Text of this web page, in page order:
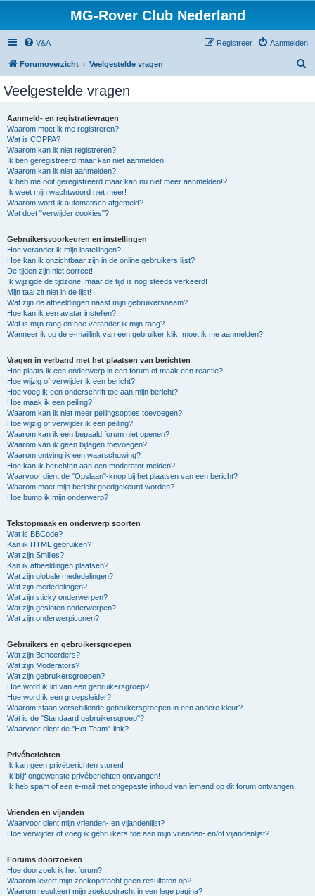
MG-Rover Club Nederland
V&A Aanmelden
Registreer
Forumoverzicht Veelgestelde vragen
Veelgestelde vragen
Aanmeld- en registratievragen
Waarom moet ik me registreren?
Wat is COPPA?
Waarom kan ik niet registreren?
Ik ben geregistreerd maar kan niet aanmelden!
Waarom kan ik niet aanmelden?
Ik heb me ooit geregistreerd maar kan nu niet meer aanmelden!?
Ik weet mijn wachtwoord niet meer!
Waarom word ik automatisch afgemeld?
Wat doet "verwijder cookies"?
Gebruikersvoorkeuren en instellingen
Hoe verander ik mijn instellingen?
Hoe kan ik onzichtbaar zijn in de online gebruikers lijst?
De tijden zijn niet correct!
Ik wijzigde de tijdzone, maar de tijd is nog steeds verkeerd!
Mijn taal zit niet in de lijst!
Wat zijn de afbeeldingen naast mijn gebruikersnaam?
Hoe kan ik een avatar instellen?
Wat is mijn rang en hoe verander ik mijn rang?
Wanneer ik op de e-maillink van een gebruiker klik, moet ik me aanmelden?
Vragen in verband met het plaatsen van berichten
Hoe plaats ik een onderwerp in een forum of maak een reactie?
Hoe wijzig of verwijder ik een bericht?
Hoe voeg ik een onderschrift toe aan mijn bericht?
Hoe maak ik een peiling?
Waarom kan ik niet meer peilingsopties toevoegen?
Hoe wijzig of verwijder ik een peiling?
Waarom kan ik een bepaald forum niet openen?
Waarom kan ik geen bijlagen toevoegen?
Waarom ontving ik een waarschuwing?
Hoe kan ik berichten aan een moderator melden?
Waarvoor dient de "Opslaan"-knop bij het plaatsen van een bericht?
Waarom moet mijn bericht goedgekeurd worden?
Hoe bump ik mijn onderwerp?
Tekstopmaak en onderwerp soorten
Wat is BBCode?
Kan ik HTML gebruiken?
Wat zijn Smilies?
Kan ik afbeeldingen plaatsen?
Wat zijn globale mededelingen?
Wat zijn mededelingen?
Wat zijn sticky onderwerpen?
Wat zijn gesloten onderwerpen?
Wat zijn onderwerpiconen?
Gebruikers en gebruikersgroepen
Wat zijn Beheerders?
Wat zijn Moderators?
Wat zijn gebruikersgroepen?
Hoe word ik lid van een gebruikersgroep?
Hoe word ik een groepsleider?
Waarom staan verschillende gebruikersgroepen in een andere kleur?
Wat is de "Standaard gebruikersgroep"?
Waarvoor dient de "Het Team"-link?
Privéberichten
Ik kan geen privéberichten sturen!
Ik blijf ongewenste privéberichten ontvangen!
Ik heb spam of een e-mail met ongepaste inhoud van iemand op dit forum ontvangen!
Vrienden en vijanden
Waarvoor dient mijn vrienden- en vijandenlijst?
Hoe verwijder of voeg ik gebruikers toe aan mijn vrienden- en/of vijandenlijst?
Forums doorzoeken
Hoe doorzoek ik het forum?
Waarom levert mijn zoekopdracht geen resultaten op?
Waarom resulteert mijn zoekopdracht in een lege pagina?